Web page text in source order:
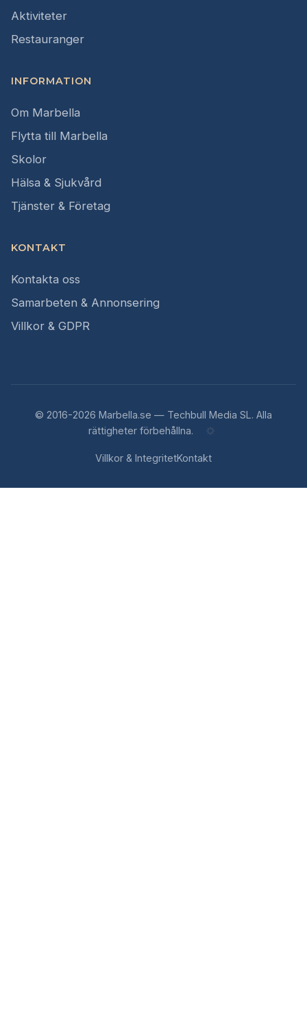
Aktiviteter
Restauranger
INFORMATION
Om Marbella
Flytta till Marbella
Skolor
Hälsa & Sjukvård
Tjänster & Företag
KONTAKT
Kontakta oss
Samarbeten & Annonsering
Villkor & GDPR
© 2016-2026 Marbella.se — Techbull Media SL. Alla
rättigheter förbehållna.
Villkor & IntegritetKontakt